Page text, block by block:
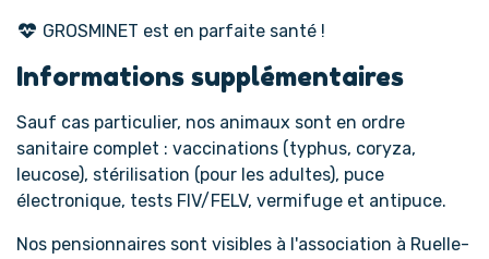
GROSMINET est en parfaite santé !
Informations supplémentaires
Sauf cas particulier, nos animaux sont en ordre
sanitaire complet : vaccinations (typhus, coryza,
leucose), stérilisation (pour les adultes), puce
électronique, tests FIV/FELV, vermifuge et antipuce.
Nos pensionnaires sont visibles à l'association à Ruelle-